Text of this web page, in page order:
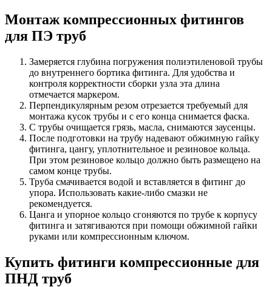
Монтаж компрессионных фитингов
для ПЭ труб
Замеряется глубина погружения полиэтиленовой трубы
до внутреннего бортика фитинга. Для удобства и
контроля корректности сборки узла эта длина
отмечается маркером.
Перпендикулярным резом отрезается требуемый для
монтажа кусок трубы и с его конца снимается фаска.
С трубы очищается грязь, масла, снимаются заусенцы.
После подготовки на трубу надевают обжимную гайку
фитинга, цангу, уплотнительное и резиновое кольца.
При этом резиновое кольцо должно быть размещено на
самом конце трубы.
Труба смачивается водой и вставляется в фитинг до
упора. Использовать какие-либо смазки не
рекомендуется.
Цанга и упорное кольцо сгоняются по трубе к корпусу
фитинга и затягиваются при помощи обжимной гайки
руками или компрессионным ключом.
Купить фитинги компрессионные для
ПНД труб